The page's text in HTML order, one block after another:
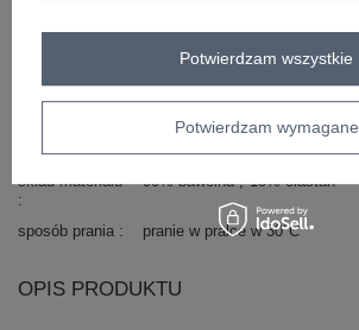
stójka
zapięcie
zatrzask
dodatkowe
naszywki kieszenie
skład materiału 90% bawełna 10% elastan
sposób prania pranie w pralce w 30°C
OPIS PRODUKTU
Potwierdzam wymagane
Potwierdzam wszystkie